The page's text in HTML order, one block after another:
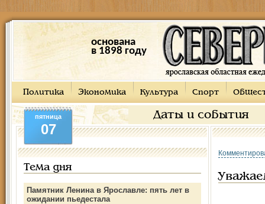
основана
в 1898 году
Политика Экономика Культура Спорт
Даты и события
пятница
07
Тема дня
Памятник Ленина в Ярославле: пять лет в
ожидании пьедестала